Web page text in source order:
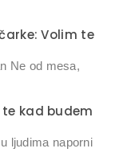
Volim te
Ne od mesa,
kad budem
ljudima naporni